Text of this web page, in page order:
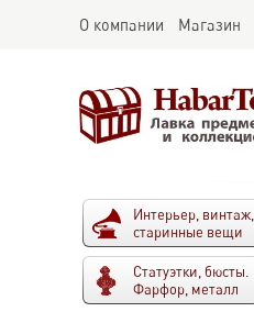
О компании Магазин
Интерьер, винтаж,
старинные вещи
Статуэтки, бюсты.
Фарфор, металл